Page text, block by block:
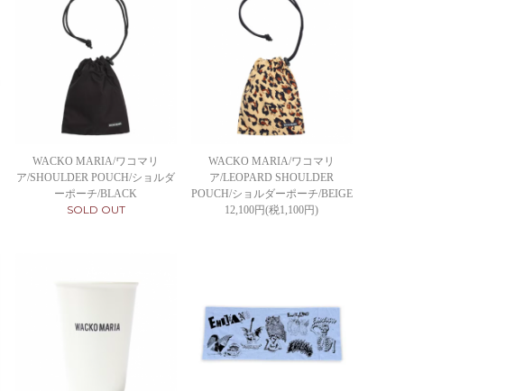
WACKO MARIA/ワコマリ
ア/SHOULDER POUCH/ショルダ
ーポーチ/BLACK
SOLD OUT
WACKO MARIA/ワコマリ
ア/LEOPARD SHOULDER
POUCH/ショルダーポーチ/BEIGE
12,100円(税1,100円)